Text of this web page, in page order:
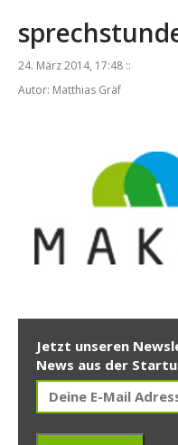
24. März 2014, 17:48 ::
Autor: Matthias Gräf
Jetzt unseren
News aus der